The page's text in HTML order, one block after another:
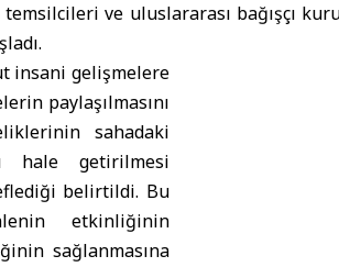
ve uluslararası bağışçı
insani gelişmelere
paylaşılmasını
sahadaki
hale getirilmesi
belirtildi. Bu
etkinliğinin
sağlanmasına